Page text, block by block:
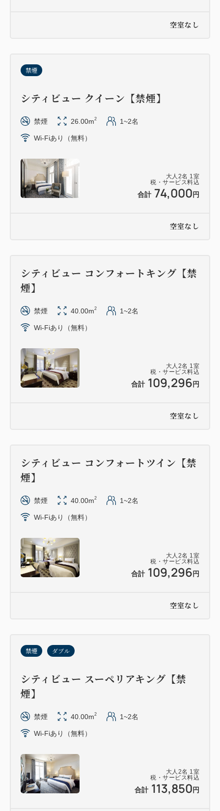
空室なし
大人 2名 1 室
税・サービス料込
合計 74,000 円
禁煙
シティビュー クイーン【禁煙】
禁煙 26.00m2 1~2名
Wi-Fiあり（無料）
空室なし
大人 2名 1 室
税・サービス料込
合計 109,296 円
シティビュー コンフォートキング【禁
煙】
禁煙 40.00m2 1~2名
Wi-Fiあり（無料）
空室なし
大人 2名 1 室
税・サービス料込
合計 109,296 円
シティビュー コンフォートツイン【禁
煙】
禁煙 40.00m2 1~2名
Wi-Fiあり（無料）
空室なし
大人 2名 1 室
税・サービス料込
合計 113,850 円
禁煙 ダブル
シティビュー スーペリアキング【禁
煙】
禁煙 40.00m2 1~2名
Wi-Fiあり（無料）